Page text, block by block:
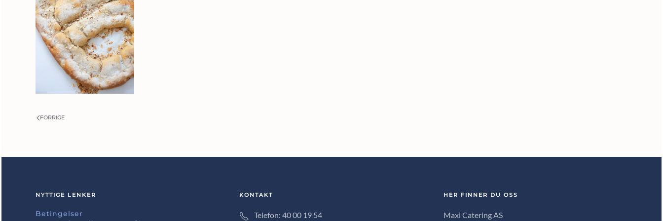
FORRIGE
NYTTIGE LENKER
Betingelser
KONTAKT
Telefon: 40 00 19 54
HER FINNER DU OSS
Maxi Catering AS